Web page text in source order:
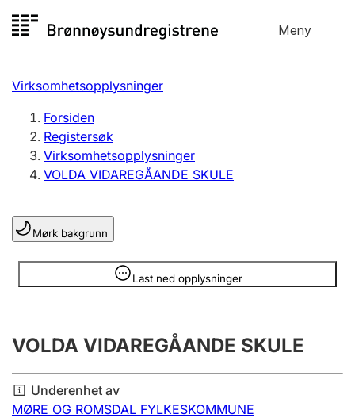
til
Meny
Registersøk
Aksjeselskap
Enkeltpersonforetak
Registrere, endre, slette
Lag og forening
Registrere, endre, slette
Årsregnskap
Innsending og forsinkelsesgebyr
Virksomhetsopplysninger
Forsiden
Registersøk
Virksomhetsopplysninger
VOLDA VIDAREGÅANDE SKULE
Mørk bakgrunn
Last ned opplysninger
Opplysninger er skjult
VOLDA VIDAREGÅANDE SKULE
Underenhet av
MØRE OG ROMSDAL FYLKESKOMMUNE